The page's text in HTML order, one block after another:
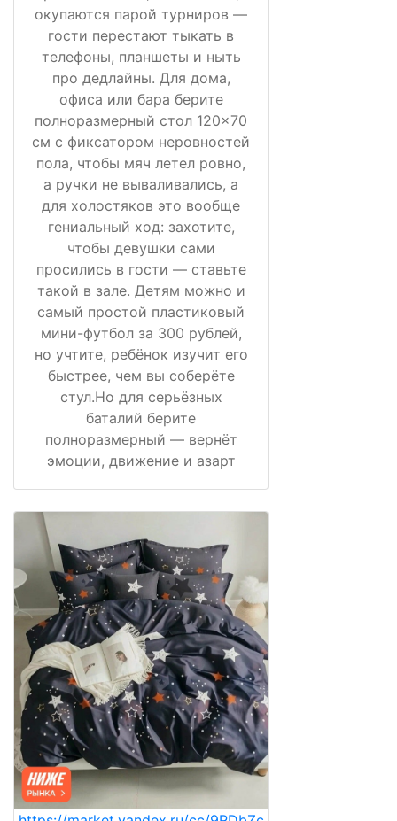
окупаются парой турниров —
гости перестают тыкать в
телефоны, планшеты и ныть
про дедлайны. Для дома,
офиса или бара берите
полноразмерный стол 120×70
см с фиксатором неровностей
пола, чтобы мяч летел ровно,
а ручки не вываливались, а
для холостяков это вообще
гениальный ход: захотите,
чтобы девушки сами
просились в гости — ставьте
такой в зале. Детям можно и
самый простой пластиковый
мини-футбол за 300 рублей,
но учтите, ребёнок изучит его
быстрее, чем вы соберёте
стул.Но для серьёзных
баталий берите
полноразмерный — вернёт
эмоции, движение и азарт